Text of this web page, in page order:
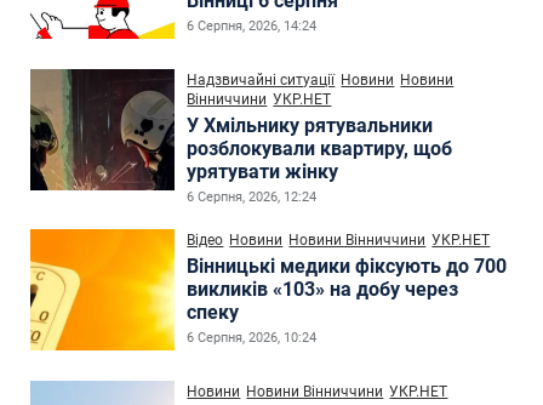
6 Серпня, 2026, 14:24
Надзвичайні ситуації Новини Новини
Вінниччини УКР.НЕТ
У Хмільнику рятувальники
розблокували квартиру, щоб
урятувати жінку
6 Серпня, 2026, 12:24
Відео Новини Новини Вінниччини УКР.НЕТ
Вінницькі медики фіксують до 700
викликів «103» на добу через
спеку
6 Серпня, 2026, 10:24
Новини Новини Вінниччини УКР.НЕТ